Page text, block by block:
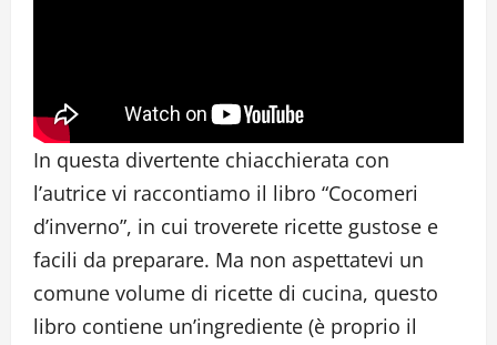
In questa divertente chiacchierata con
l’autrice vi raccontiamo il libro “Cocomeri
d’inverno”, in cui troverete ricette gustose e
facili da preparare. Ma non aspettatevi un
comune volume di ricette di cucina, questo
libro contiene un’ingrediente (è proprio il